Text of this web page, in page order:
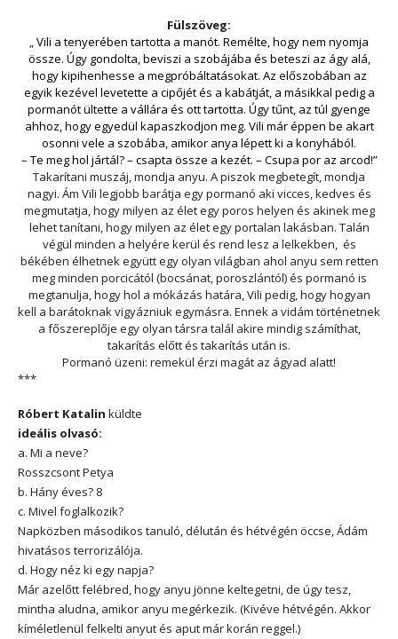
Fülszöveg:
Vili a tenyerében tartotta a manót. Remélte, hogy nem nyomja
össze. Úgy gondolta, beviszi a szobájába és beteszi az ágy alá,
hogy kipihenhesse a megpróbáltatásokat. Az előszobában az
egyik kezével levetette a cipőjét és a kabátját, a másikkal pedig a
pormanót ültette a vállára és ott tartotta. Úgy tűnt, az túl gyenge
ahhoz, hogy egyedül kapaszkodjon meg. Vili már éppen be akart
osonni vele a szobába, amikor anya lépett ki a konyhából.
– Te meg hol jártál? – csapta össze a kezét. – Csupa por az arcod!”
Takarítani muszáj, mondja anyu. A piszok megbetegít, mondja
nagyi. Ám Vili legjobb barátja egy pormanó aki vicces, kedves és
megmutatja, hogy milyen az élet egy poros helyen és akinek meg
lehet tanítani, hogy milyen az élet egy portalan lakásban. Talán
végül minden a helyére kerül és rend lesz a lelkekben, és
békében élhetnek együtt egy olyan világban ahol anyu sem retten
meg minden porcicától (bocsánat, poroszlántól) és pormanó is
megtanulja, hogy hol a mókázás határa, Vili pedig, hogy hogyan
kell a barátoknak vigyázniuk egymásra. Ennek a vidám történetnek
a főszereplője egy olyan társra talál akire mindig számíthat,
takarítás előtt és takarítás után is.
Pormanó üzeni: remekül érzi magát az ágyad alatt!
***
Róbert Katalin küldte
ideális olvasó:
a. Mi a neve?
Rosszcsont Petya
b. Hány éves? 8
c. Mivel foglalkozik?
Napközben másodikos tanuló, délután és hétvégén öccse, Ádám
hivatásos terrorizálója.
d. Hogy néz ki egy napja?
Már azelőtt felébred, hogy anyu jönne keltegetni, de úgy tesz,
mintha aludna, amikor anyu megérkezik. (Kivéve hétvégén. Akkor
kíméletlenül felkelti anyut és aput már korán reggel.)